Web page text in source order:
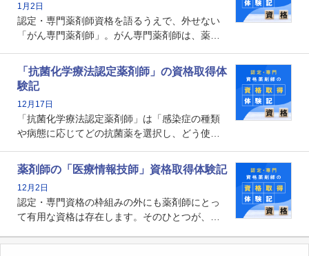
す。
1月2日
認定・専門薬剤師資格を語るうえで、外せない
「がん専門薬剤師」。がん専門薬剤師は、薬剤
関する資格として、2009年に発足しました。薬
剤師の専門性を活かして高度化するがん医療に
貢献する姿は、今も病院薬剤師にとって一目置
かれる存在です。
「抗菌化学療法認定薬剤師」の資格取得体
験記
12月17日
「抗菌化学療法認定薬剤師」は「感染症の種類
や病態に応じてどの抗菌薬を選択し、どう使っ
る薬剤師です。現在、感染防止対策加算の施設
基準に専任の薬剤師配置が挙げられており、今
後は感染症領域で薬剤師に、より多くの役割が
求められる可能性もあります。
薬剤師の「医療情報技師」資格取得体験記
12月2日
認定・専門資格の枠組みの外にも薬剤師にとっ
て有用な資格は存在します。そのひとつが、
査データ、投薬歴など非常に多岐にわたる医療